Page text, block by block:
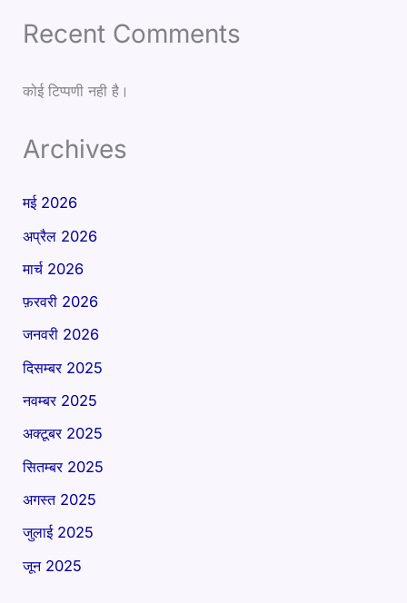
Recent Comments
कोई टिप्पणी नही है।
Archives
मई 2026
अप्रैल 2026
मार्च 2026
फ़रवरी 2026
जनवरी 2026
दिसम्बर 2025
नवम्बर 2025
अक्टूबर 2025
सितम्बर 2025
अगस्त 2025
जुलाई 2025
जून 2025